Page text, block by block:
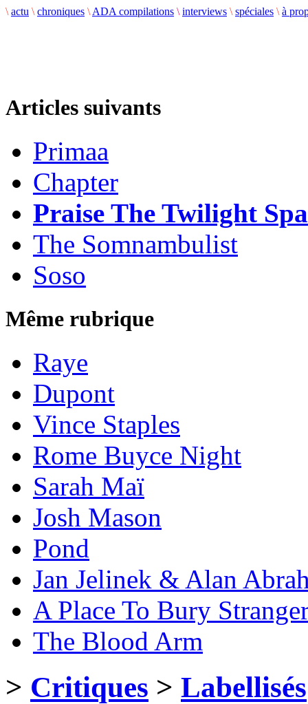
\ actu \ chroniques \ ADA compilations \ interviews \ spéciales \ à
Articles suivants
Primaa
Chapter
Praise The Twilight
The Somnambulist
Soso
Même rubrique
Raye
Dupont
Vince Staples
Rome Buyce Night
Sarah Maï
Josh Mason
Pond
Jan Jelinek & Alan
A Place To Bury
The Blood Arm
> Critiques > Labellisés